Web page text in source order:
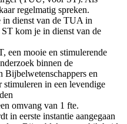
regelmatig spreken.
dienst van de TUA in
kom je in dienst van de
een mooie en stimulerende
binnen de
Bijbelwetenschappers en
stimuleren in een levendige
omvang van 1 fte.
in eerste instantie aangegaan